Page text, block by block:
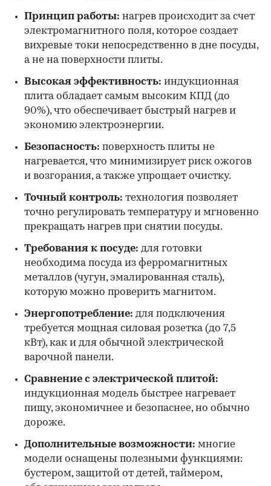
Принцип работы: нагрев происходит за счет
электромагнитного поля, которое создает
вихревые токи непосредственно в дне посуды,
а не на поверхности плиты.
Высокая эффективность: индукционная
плита обладает самым высоким КПД (до
90%), что обеспечивает быстрый нагрев и
экономию электроэнергии.
Безопасность: поверхность плиты не
нагревается, что минимизирует риск ожогов
и возгорания, а также упрощает очистку.
Точный контроль: технология позволяет
точно регулировать температуру и мгновенно
прекращать нагрев при снятии посуды.
Требования к посуде: для готовки
необходима посуда из ферромагнитных
металлов (чугун, эмалированная сталь),
которую можно проверить магнитом.
Энергопотребление: для подключения
требуется мощная силовая розетка (до 7,5
кВт), как и для обычной электрической
варочной панели.
Сравнение с электрической плитой:
индукционная модель быстрее нагревает
пищу, экономичнее и безопаснее, но обычно
дороже.
Дополнительные возможности: многие
модели оснащены полезными функциями:
бустером, защитой от детей, таймером,